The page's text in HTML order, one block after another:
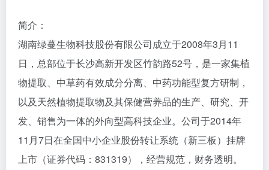
简介：
湖南绿蔓生物科技股份有限公司成立于2008年3月11
日，总部位于长沙高新开发区竹韵路52号，是一家集植
物提取、中草药有效成分分离、中药功能型复方研制，
以及天然植物提取物及其保健营养品的生产、研究、开
发、销售为一体的外向型高科技企业。公司于2014年
11月7日在全国中小企业股份转让系统（新三板）挂牌
上市（证券代码：831319），经营规范，财务透明。